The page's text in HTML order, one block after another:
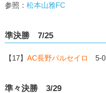
参照： 松本山雅FC
準決勝 7/25
【17】 AC長野パルセイロ 5-0
準々決勝 3/29